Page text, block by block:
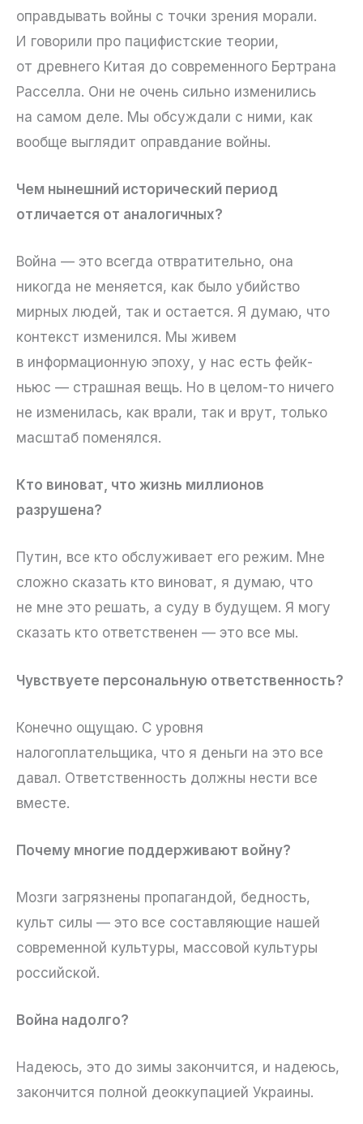
оправдывать войны с точки зрения морали.
И говорили про пацифистские теории,
от древнего Китая до современного Бертрана
Расселла. Они не очень сильно изменились
на самом деле. Мы обсуждали с ними, как
вообще выглядит оправдание войны.
Чем нынешний исторический период
отличается от аналогичных?
Война — это всегда отвратительно, она
никогда не меняется, как было убийство
мирных людей, так и остается. Я думаю, что
контекст изменился. Мы живем
в информационную эпоху, у нас есть фейк-
ньюс — страшная вещь. Но в целом-то ничего
не изменилась, как врали, так и врут, только
масштаб поменялся.
Кто виноват, что жизнь миллионов
разрушена?
Путин, все кто обслуживает его режим. Мне
сложно сказать кто виноват, я думаю, что
не мне это решать, а суду в будущем. Я могу
сказать кто ответственен — это все мы.
Чувствуете персональную ответственность?
Конечно ощущаю. С уровня
налогоплательщика, что я деньги на это все
давал. Ответственность должны нести все
вместе.
Почему многие поддерживают войну?
Мозги загрязнены пропагандой, бедность,
культ силы — это все составляющие нашей
современной культуры, массовой культуры
российской.
Война надолго?
Надеюсь, это до зимы закончится, и надеюсь,
закончится полной деоккупацией Украины.